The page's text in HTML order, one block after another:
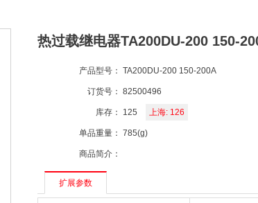
热过载继电器TA200DU-200 150-
产品型号： TA200DU-200 150-200A
订货号： 82500496
库存： 125 上海: 126
单品重量： 785(g)
商品简介：
扩展参数